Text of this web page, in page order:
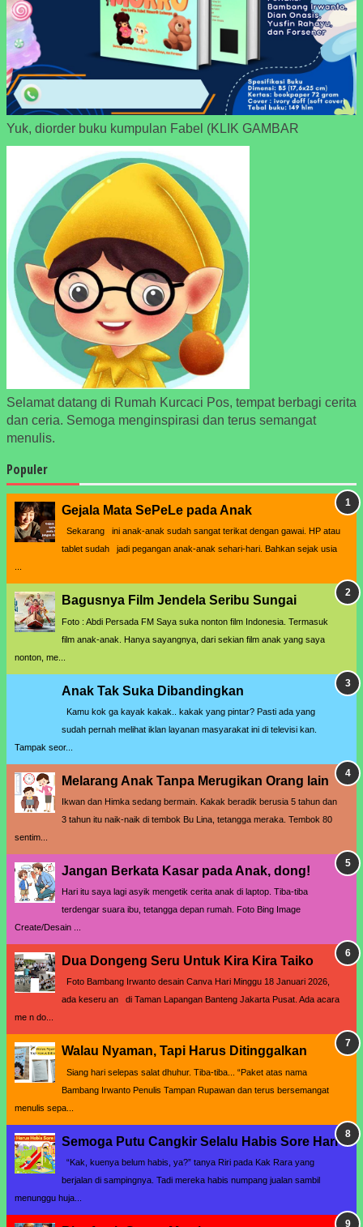
Yuk, diorder buku kumpulan Fabel (KLIK GAMBAR
Selamat datang di Rumah Kurcaci Pos, tempat berbagi cerita
dan ceria. Semoga menginspirasi dan terus semangat
menulis.
Populer
Gejala Mata SePeLe pada Anak
Sekarang ini anak-anak sudah sangat terikat dengan gawai. HP atau
tablet sudah jadi pegangan anak-anak sehari-hari. Bahkan sejak usia
...
Bagusnya Film Jendela Seribu Sungai
Foto : Abdi Persada FM Saya suka nonton film Indonesia. Termasuk
film anak-anak. Hanya sayangnya, dari sekian film anak yang saya
nonton, me...
Anak Tak Suka Dibandingkan
Kamu kok ga kayak kakak.. kakak yang pintar? Pasti ada yang
sudah pernah melihat iklan layanan masyarakat ini di televisi kan.
Tampak seor...
Melarang Anak Tanpa Merugikan Orang lain
Ikwan dan Himka sedang bermain. Kakak beradik berusia 5 tahun dan
3 tahun itu naik-naik di tembok Bu Lina, tetangga meraka. Tembok 80
sentim...
Jangan Berkata Kasar pada Anak, dong!
Hari itu saya lagi asyik mengetik cerita anak di laptop. Tiba-tiba
terdengar suara ibu, tetangga depan rumah. Foto Bing Image
Create/Desain ...
Dua Dongeng Seru Untuk Kira Kira Taiko
Foto Bambang Irwanto desain Canva Hari Minggu 18 Januari 2026,
ada keseru an di Taman Lapangan Banteng Jakarta Pusat. Ada acara
me n do...
Walau Nyaman, Tapi Harus Ditinggalkan
Siang hari selepas salat dhuhur. Tiba-tiba... “Paket atas nama
Bambang Irwanto Penulis Tampan Rupawan dan terus bersemangat
menulis sepa...
Semoga Putu Cangkir Selalu Habis Sore Hari
“Kak, kuenya belum habis, ya?” tanya Riri pada Kak Rara yang
berjalan di sampingnya. Tadi mereka habis numpang jualan sambil
menunggu huja...